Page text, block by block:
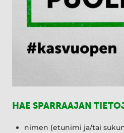
HAE SPARRAAJAN
nimen (etunimi ja/tai